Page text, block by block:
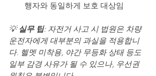
행자와 동일하게 보호 대상임
💡 실무 팁: 자전거 사고 시 법원은 차량
운전자에게 대부분의 과실을 적용합니
다. 헬멧 미착용, 야간 무등화 상태 등도
일부 감경 사유가 될 수 있으나, 우선권